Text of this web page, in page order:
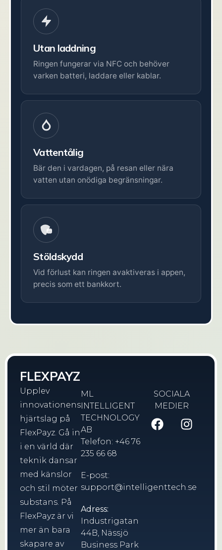
Utan laddning
Ringen fungerar via NFC och behöver
varken batteri, laddare eller kablar.
Vattentålig
Bär den i vardagen, på resan eller nära
vatten utan onödiga begränsningar.
Stöldskydd
Vid förlust kan ringen avaktiveras i appen,
precis som ett bankkort.
FLEXPAYZ
Upplev
innovationens
hjärtslag på
FlexPayz. Gå in
i en värld där
teknik dansar
med känslor
och stil möter
substans. På
FlexPayz är vi
mer än bara
skapare av
ML
INTELLIGENT
TECHNOLOGY
AB
Telefon: +46 76
235 66 68
E-post:
support@intelligenttech.se
Adress:
Industrigatan
44B, Nässjö
Business Park
SOCIALA
MEDIER